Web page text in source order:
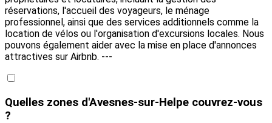
réservations, l'accueil des voyageurs, le ménage
professionnel, ainsi que des services additionnels comme la
location de vélos ou l'organisation d'excursions locales. Nous
pouvons également aider avec la mise en place d'annonces
attractives sur Airbnb. ---
Quelles zones d'Avesnes-sur-Helpe couvrez-vous
?